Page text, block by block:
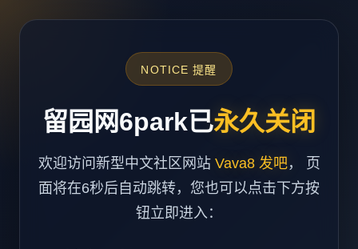
NOTICE 提醒
留园网6park已永久关闭
欢迎访问新型中文社区网站 Vava8 发吧， 页
面将在6秒后自动跳转，您也可以点击下方按
钮立即进入：